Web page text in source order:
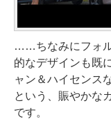
……ちなみにフォ
的なデザインも既
ャン＆ハイセンス
という、賑やかな
です。